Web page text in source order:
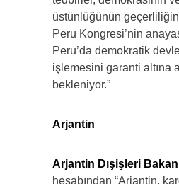
üstünlüğünün
Peru Kongresi’nin
Peru’da demokratik
işlemesini garanti altına
bekleniyor.”
Arjantin
Arjantin Dışişleri
hesabından “Arjantin,